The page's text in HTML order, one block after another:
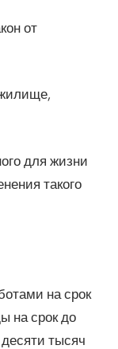
от
для жизни
такого
на срок
на срок до
тысяч